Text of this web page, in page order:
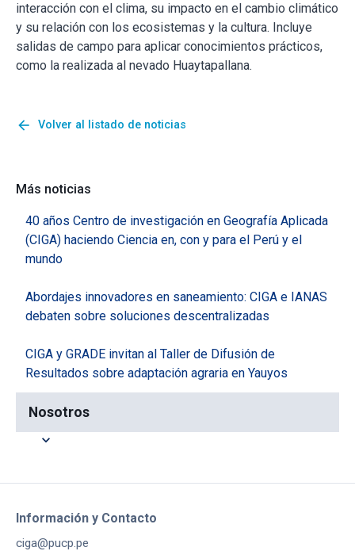
interacción con el clima, su impacto en el cambio climático
y su relación con los ecosistemas y la cultura. Incluye
salidas de campo para aplicar conocimientos prácticos,
como la realizada al nevado Huaytapallana.
arrow_back Volver al listado de noticias
Más noticias
40 años Centro de investigación en Geografía Aplicada
(CIGA) haciendo Ciencia en, con y para el Perú y el
mundo
Abordajes innovadores en saneamiento: CIGA e IANAS
debaten sobre soluciones descentralizadas
CIGA y GRADE invitan al Taller de Difusión de
Resultados sobre adaptación agraria en Yauyos
Nosotros
expand_more
Información y Contacto
ciga@pucp.pe